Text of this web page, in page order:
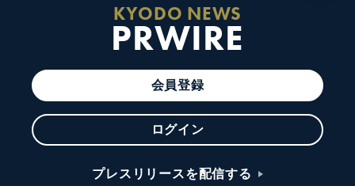
KYODO NEWS
PRWIRE
会員登録
ログイン
プレスリリースを配信する